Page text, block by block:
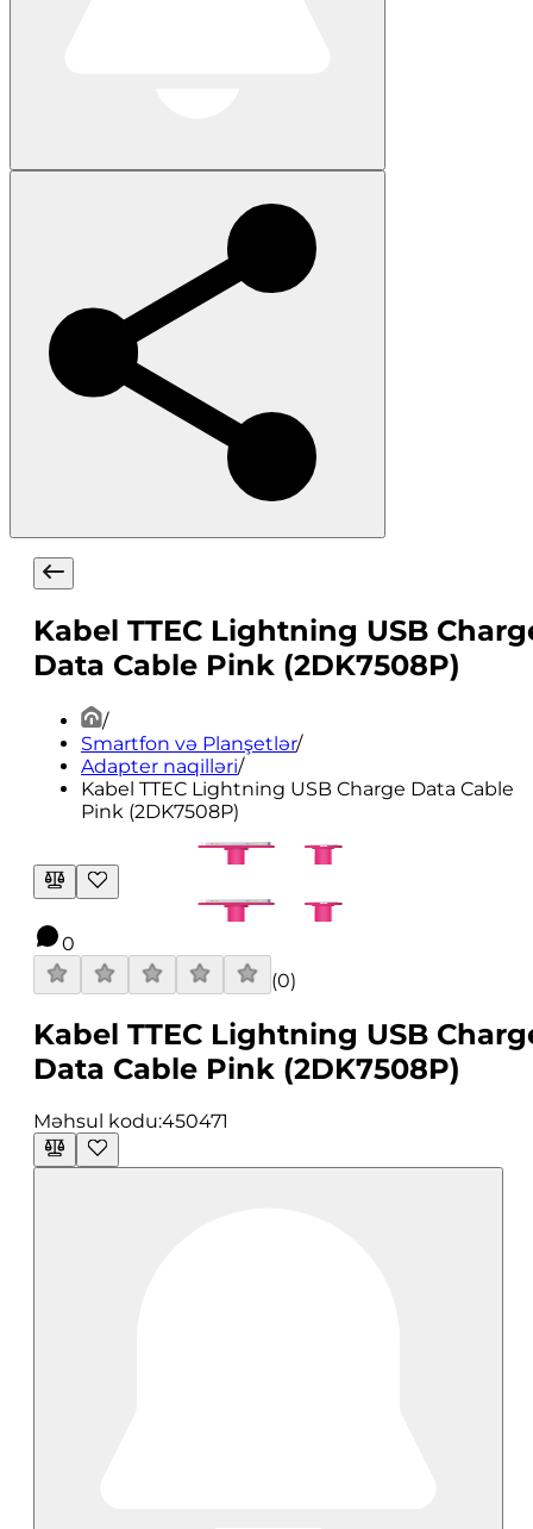
Kabel TTEC Lightning USB
Data Cable Pink (2DK7508P)
/
Smartfon və Planşetlər/
Adapter naqilləri/
Kabel TTEC Lightning USB Charge Data Cable
Pink (2DK7508P)
0
(0)
Kabel TTEC Lightning USB
Data Cable Pink (2DK7508P)
Məhsul kodu:450471